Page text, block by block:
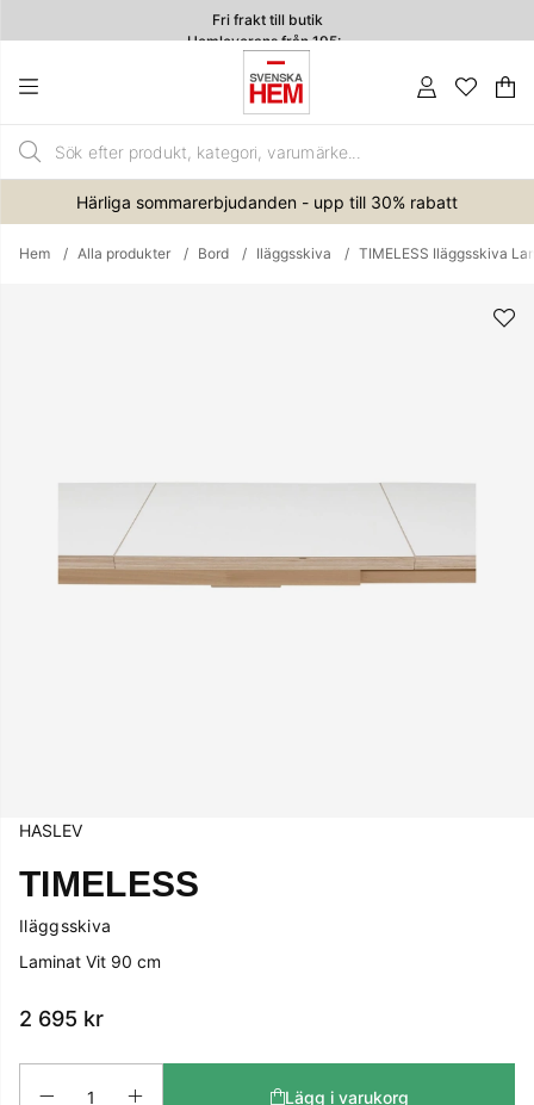
Fri frakt till butik
Hemleverans från 195:-
.
Härliga sommarerbjudanden - upp till 30% rabatt
Hem Alla produkter Bord Iläggsskiva TIMELESS Iläggsskiva
HASLEV
TIMELESS
Iläggsskiva
Laminat Vit 90 cm
2 695 kr
Lägg i varukorg